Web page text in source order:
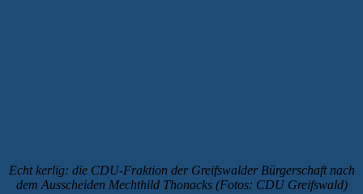
Echt kerlig: die CDU-Fraktion der Greifswalder Bürgerschaft nach
dem Ausscheiden Mechthild Thonacks (Fotos: CDU Greifswald)